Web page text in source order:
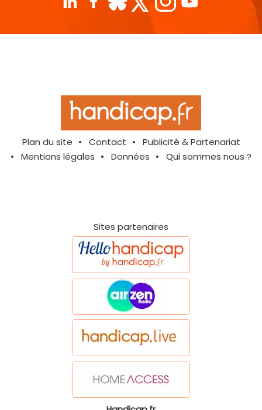
Plan du site Contact
Publicité & Partenariat
Mentions légales
Données Qui sommes nous ?
Sites partenaires